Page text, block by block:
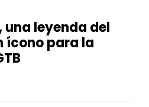
una leyenda del
ícono para la